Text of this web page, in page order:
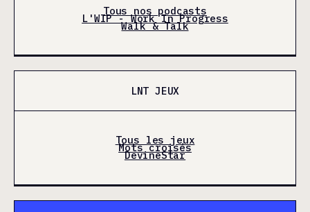
Tous nos podcasts
L'WIP - Work In Progress
Walk & Talk
LNT JEUX
Tous les jeux
Mots croisés
DevineStar